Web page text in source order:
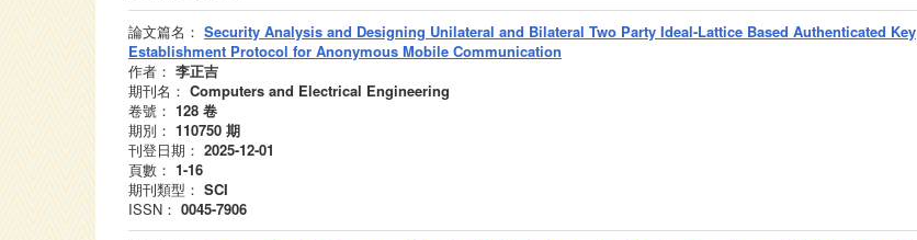
論文篇名： Security Analysis and Designing Unilateral and Bilateral Two Party Ideal-Lattice Based Authenticated Key
Establishment Protocol for Anonymous Mobile Communication
作者： 李正吉
期刊名： Computers and Electrical Engineering
卷號： 128 卷
期別： 110750 期
刊登日期： 2025-12-01
頁數： 1-16
期刊類型： SCI
ISSN： 0045-7906